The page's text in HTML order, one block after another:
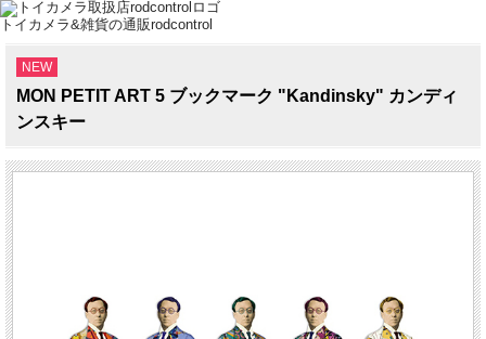
トイカメラ&雑貨の通販rodcontrol
NEW
MON PETIT ART 5 ブックマーク "Kandinsky" カンディ
ンスキー